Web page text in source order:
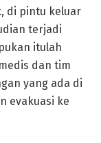
di pintu keluar
terjadi
itulah
dan tim
yang ada di
evakuasi ke